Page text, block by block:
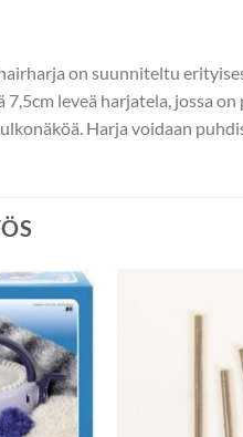
on suunniteltu
7,5cm leveä harjatela, jossa
Harja voidaan